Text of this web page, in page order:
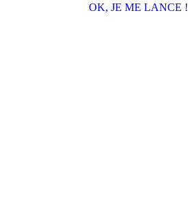
OK, JE ME LANCE !